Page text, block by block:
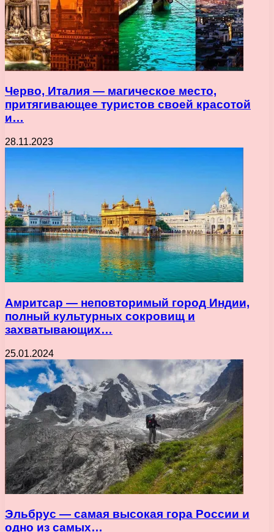
Черво, Италия — магическое место,
притягивающее туристов своей красотой
и…
28.11.2023
Амритсар — неповторимый город Индии,
полный культурных сокровищ и
захватывающих…
25.01.2024
Эльбрус — самая высокая гора России и
одно из самых…